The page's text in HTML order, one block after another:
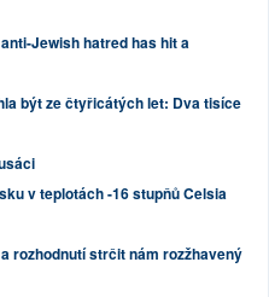
Jewish hatred has hit a
být ze čtyřicátých let: Dva tisíce
v teplotách -16 stupňů Celsia
rozhodnutí strčit nám rozžhavený